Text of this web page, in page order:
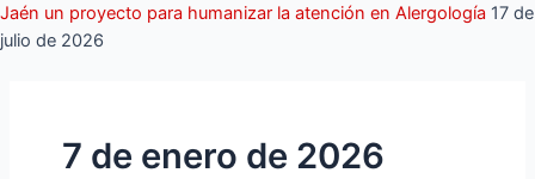
Jaén un proyecto para humanizar la atención en Alergología 17 de
julio de 2026
7 de enero de 2026